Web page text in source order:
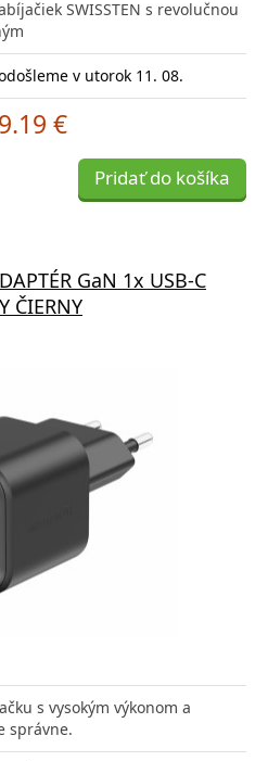
SWISSTEN s revolučnou
v utorok 11. 08.
€
Pridať do košíka
GaN 1x USB-C
ČIERNY
s vysokým výkonom a
správne.